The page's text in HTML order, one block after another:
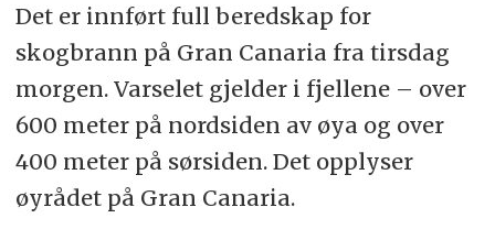
Det er innført full beredskap for
skogbrann på Gran Canaria fra tirsdag
morgen. Varselet gjelder i fjellene – over
600 meter på nordsiden av øya og over
400 meter på sørsiden. Det opplyser
øyrådet på Gran Canaria.